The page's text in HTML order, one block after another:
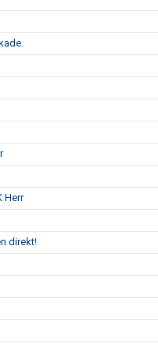
Herr
direkt!